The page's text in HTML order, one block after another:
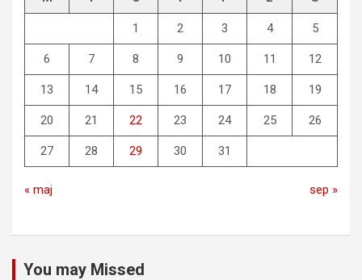
1 2 3 4 5
6 7 8 9 10 11 12
13 14 15 16 17 18 19
20 21 22 23 24 25 26
27 28 29 30 31
« maj sep »
You may Missed